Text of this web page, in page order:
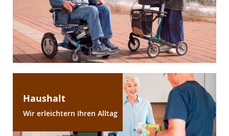
Haushalt
Wir erleichtern Ihren Alltag